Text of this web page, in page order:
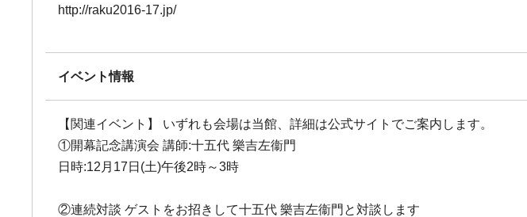
http://raku2016-17.jp/
イベント情報
【関連イベント】 いずれも会場は当館、詳細は公式サイトでご案内します。
①開幕記念講演会 講師:十五代 樂吉左衞門
日時:12月17日(土)午後2時～3時
②連続対談 ゲストをお招きして十五代 樂吉左衞門と対談します